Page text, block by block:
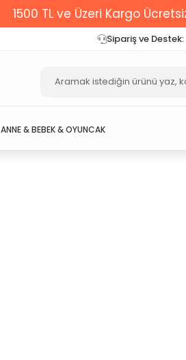
1500 TL ve Üzeri Kargo Ücretsiz!
Sipariş ve Destek:
ANNE & BEBEK & OYUNCAK